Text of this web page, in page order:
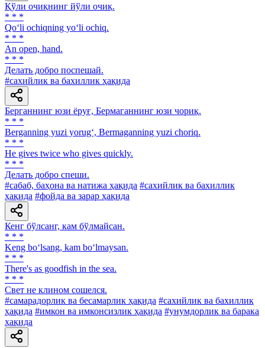
Қўли очиқнинг йўли очиқ.
* * *
Qo‘li ochiqning yo‘li ochiq.
* * *
An open, hand.
* * *
Делать добро поспешай.
#сахийлик ва бахиллик ҳақида
Берганнинг юзи ёруғ, Бермаганнинг юзи чориқ.
* * *
Berganning yuzi yorug‘, Bermaganning yuzi choriq.
* * *
He gives twice who gives quickly.
* * *
Делать добро спеши.
#сабаб, баҳона ва натижа ҳақида #сахийлик ва бахиллик
ҳақида #фойда ва зарар ҳақида
Кенг бўлсанг, кам бўлмайсан.
* * *
Keng bo‘lsang, kam bo‘lmaysan.
* * *
There's as goodfish in the sea.
* * *
Свет не клином сошелся.
#самарадорлик ва бесамарлик ҳақида #сахийлик ва бахиллик
ҳақида #имкон ва имконсизлик ҳақида #унумдорлик ва барака
ҳақида